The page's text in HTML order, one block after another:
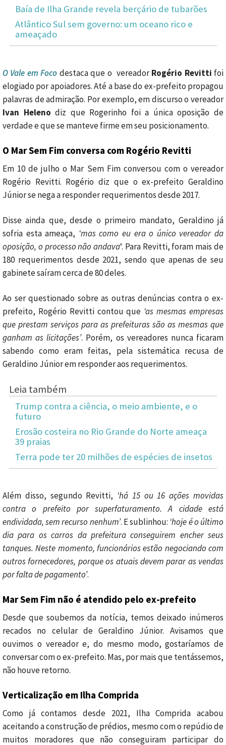
Baía de Ilha Grande revela berçário de tubarões
Atlântico Sul sem governo: um oceano rico e
ameaçado
O Vale em Foco destaca que o vereadorRogério Revitti foi
elogiado por apoiadores. Até a base do ex-prefeito propagou
palavras de admiração. Por exemplo, em discurso o vereador
Ivan Helenodiz que Rogerinho foi a única oposição de
verdade e que se manteve firme em seu posicionamento.
O Mar Sem Fim conversa com Rogério Revitti
Em 10 de julho o Mar Sem Fim conversou com o vereador
Rogério Revitti. Rogério diz que o ex-prefeito Geraldino
Júnior se nega a responder requerimentos desde 2017.
Disse ainda que, desde o primeiro mandato, Geraldino já
sofria esta ameaça, ‘mas como eu era o único vereador da
oposição, o processo não andava‘. Para Revitti, foram mais de
180 requerimentos desde 2021, sendo que apenas de seu
gabinete saíram cerca de 80 deles.
Ao ser questionado sobre as outras denúncias contra o ex-
prefeito, Rogério Revitti contou que ‘as mesmas empresas
que prestam serviços para as prefeituras são as mesmas que
ganham as licitações’. Porém, os vereadores nunca ficaram
sabendo como eram feitas, pela sistemática recusa de
Geraldino Júnior em responder aos requerimentos.
Leia também
Trump contra a ciência, o meio ambiente, e o
futuro
Erosão costeira no Rio Grande do Norte ameaça
39 praias
Terra pode ter 20 milhões de espécies de insetos
Além disso, segundo Revitti, ‘há 15 ou 16 ações movidas
contra o prefeito por superfaturamento. A cidade está
endividada, sem recurso nenhum’. E sublinhou: ‘hoje é o último
dia para os carros da prefeitura conseguirem encher seus
tanques. Neste momento, funcionários estão negociando com
outros fornecedores, porque os atuais devem parar as vendas
por falta de pagamento’.
Mar Sem Fim não é atendido pelo ex-prefeito
Desde que soubemos da notícia, temos deixado inúmeros
recados no celular de Geraldino Júnior. Avisamos que
ouvimos o vereador e, do mesmo modo, gostaríamos de
conversar com o ex-prefeito. Mas, por mais que tentássemos,
não houve retorno.
Verticalização em Ilha Comprida
Como já contamos desde 2021, Ilha Comprida acabou
aceitando a construção de prédios, mesmo com o repúdio de
muitos moradores que não conseguiram participar do